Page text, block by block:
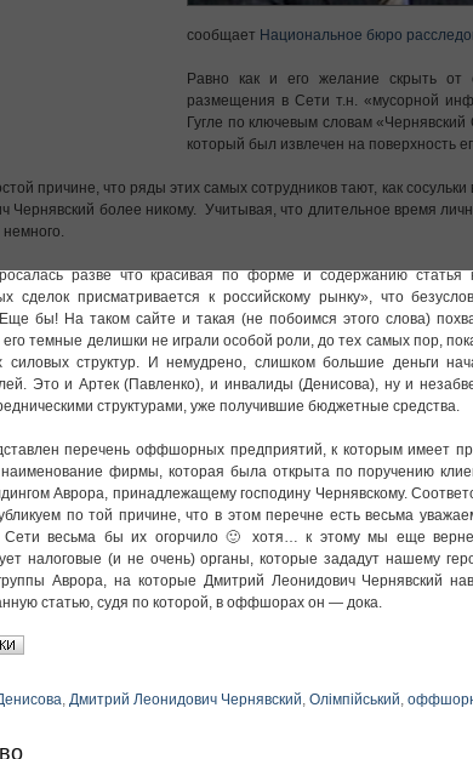
сообщает Национальное бюро
Равно как и его желание скрыть от
размещения в Сети т.н. «мусорной
Гугле по ключевым словам
который был извлечен на поверхность
причине, что ряды этих самых сотрудников тают, как
Чернявский более никому. Учитывая, что длительное время
разве что красивая по форме и содержанию
сделок присматривается к российскому рынку», что
бы! На таком сайте и такая (не побоимся этого слова)
темные делишки не играли особой роли, до тех самых пор,
силовых структур. И немудрено, слишком большие деньги
Это и Артек (Павленко), и инвалиды (Денисова), ну и
структурами, уже получившие бюджетные средства.
перечень оффшорных предприятий, к которым имеет
фирмы, которая была открыта по поручению
Аврора, принадлежащему господину Чернявскому.
по той причине, что в этом перечне есть весьма
Сети весьма бы их огорчило 🙂 хотя… к этому мы еще
налоговые (и не очень) органы, которые зададут нашему
Аврора, на которые Дмитрий Леонидович Чернявский
статью, судя по которой, в оффшорах он — дока.
, Дмитрий Леонидович Чернявский, Олімпійський,